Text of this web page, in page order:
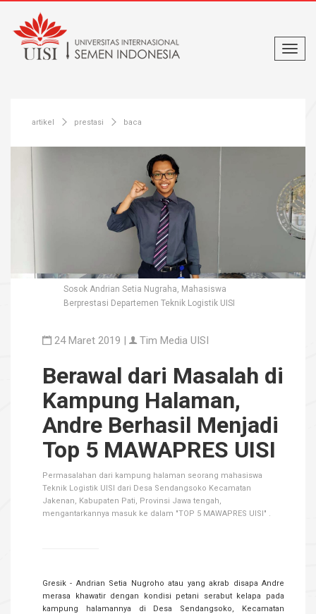
artikel prestasi baca
Sosok Andrian Setia Nugraha, Mahasiswa
Berprestasi Departemen Teknik Logistik UISI
24 Maret 2019 | Tim Media UISI
Berawal dari Masalah di
Kampung Halaman,
Andre Berhasil Menjadi
Top 5 MAWAPRES UISI
Permasalahan dari kampung halaman seorang mahasiswa
Teknik Logistik UISI dari Desa Sendangsoko Kecamatan
Jakenan, Kabupaten Pati, Provinsi Jawa tengah,
mengantarkannya masuk ke dalam "TOP 5 MAWAPRES UISI" .
Gresik - Andrian Setia Nugroho atau yang akrab disapa Andre
merasa khawatir dengan kondisi petani serabut kelapa pada
kampung halamannya di Desa Sendangsoko, Kecamatan